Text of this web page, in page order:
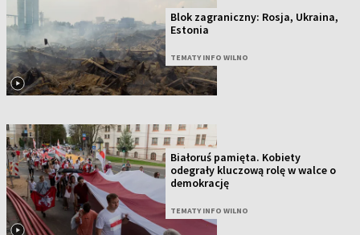
Blok zagraniczny: Rosja, Ukraina,
Estonia
TEMATY INFO WILNO
Białoruś pamięta. Kobiety
odegrały kluczową rolę w walce o
demokrację
TEMATY INFO WILNO